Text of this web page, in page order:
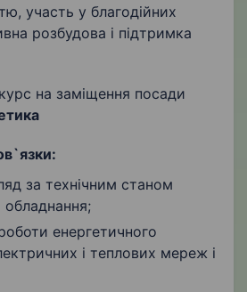
участь у благодійних
розбудова і підтримка
на заміщення посади
за технічним станом
обладнання;
енергетичного
і теплових мереж і